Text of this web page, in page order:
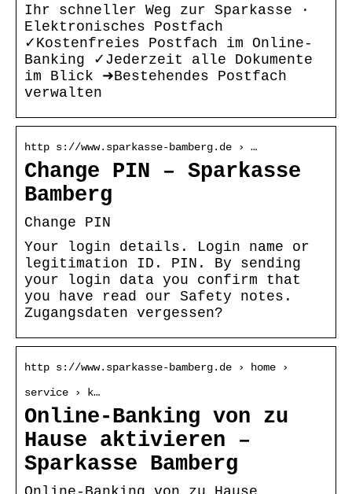
Ihr schneller Weg zur Sparkasse ·
Elektronisches Postfach
✓Kostenfreies Postfach im Online-
Banking ✓Jederzeit alle Dokumente
im Blick ➜Bestehendes Postfach
verwalten
http s://www.sparkasse-bamberg.de › …
Change PIN – Sparkasse
Bamberg
Change PIN
Your login details. Login name or
legitimation ID. PIN. By sending
your login data you confirm that
you have read our Safety notes.
Zugangsdaten vergessen?
http s://www.sparkasse-bamberg.de › home ›
service › k…
Online-Banking von zu
Hause aktivieren –
Sparkasse Bamberg